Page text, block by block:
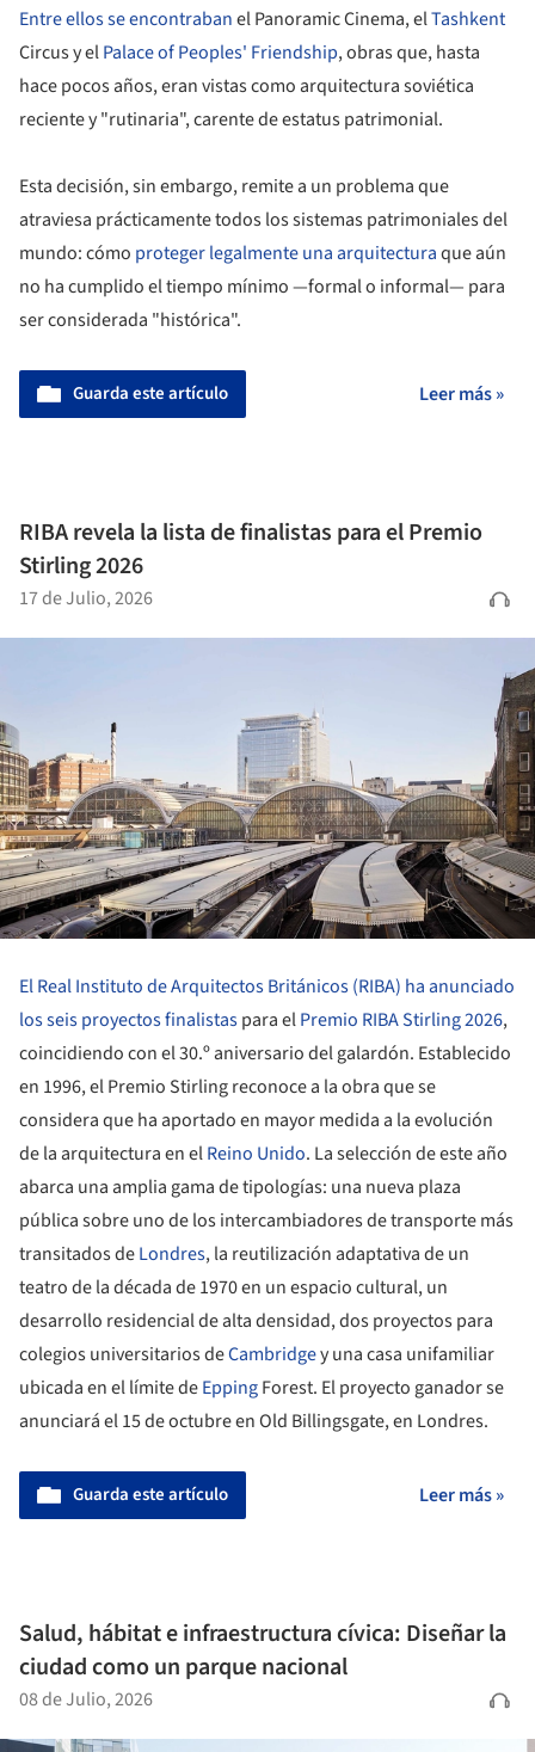
Entre ellos se encontrabanel Panoramic Cinema, elTashkent
Circus y elPalace of Peoples' Friendship, obras que, hasta
hace pocos años, eran vistas como arquitectura soviética
reciente y "rutinaria", carente de estatus patrimonial.
Esta decisión, sin embargo, remite a un problema que
atraviesa prácticamente todos los sistemas patrimoniales del
mundo: cómo proteger legalmente una arquitecturaque aún
no ha cumplido el tiempo mínimo —formal o informal— para
ser considerada "histórica".
Guarda este artículo Leer más »
RIBA revela la lista de finalistas para el Premio
Stirling 2026
17 de Julio, 2026
El Real Instituto de Arquitectos Británicos (RIBA) ha anunciado
los seis proyectos finalistaspara elPremio RIBA Stirling 2026,
coincidiendo con el 30.º aniversario del galardón. Establecido
en 1996, el Premio Stirling reconoce a la obra que se
considera que ha aportado en mayor medida a la evolución
de la arquitectura en elReino Unido. La selección de este año
abarca una amplia gama de tipologías: una nueva plaza
pública sobre uno de los intercambiadores de transporte más
transitados deLondres, la reutilización adaptativa de un
teatro de la década de 1970 en un espacio cultural, un
desarrollo residencial de alta densidad, dos proyectos para
colegios universitarios deCambridgey una casa unifamiliar
ubicada en el límite deEppingForest. El proyecto ganador se
anunciará el 15 de octubre en Old Billingsgate, en Londres.
Guarda este artículo Leer más »
Salud, hábitat e infraestructura cívica: Diseñar la
ciudad como un parque nacional
08 de Julio, 2026